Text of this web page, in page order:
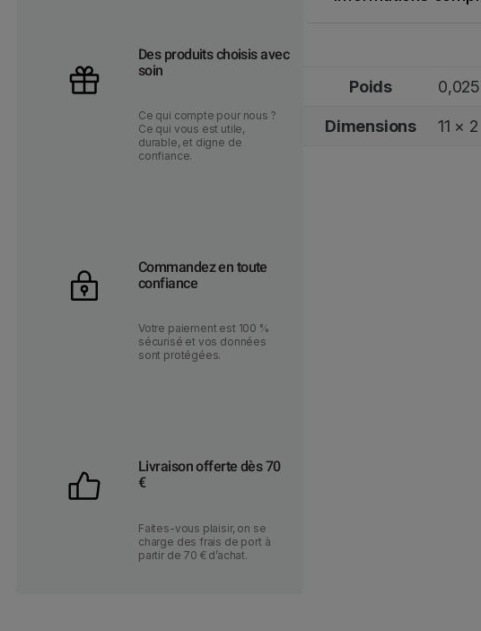
Poids
Dimensions 11 ×
Des produits choisis avec
soin
Ce qui compte pour nous ?
Ce qui vous est utile,
durable, et digne de
confiance.
Commandez en toute
confiance
Votre paiement est 100 %
sécurisé et vos données
sont protégées.
Livraison offerte dès 70
€
Faites-vous plaisir, on se
charge des frais de port à
partir de 70 € d’achat.